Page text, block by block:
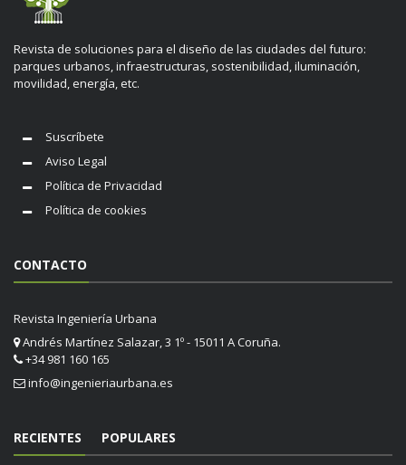
Revista de soluciones para el diseño de las ciudades del futuro:
parques urbanos, infraestructuras, sostenibilidad, iluminación,
movilidad, energía, etc.
Suscríbete
Aviso Legal
Política de Privacidad
Política de cookies
CONTACTO
Revista Ingeniería Urbana
Andrés Martínez Salazar, 3 1º - 15011 A Coruña.
+34 981 160 165
info@ingenieriaurbana.es
RECIENTES POPULARES